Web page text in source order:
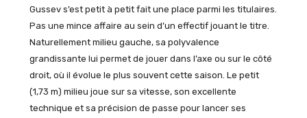
Gussev s’est petit à petit fait une place parmi les titulaires.
Pas une mince affaire au sein d’un effectif jouant le titre.
Naturellement milieu gauche, sa polyvalence
grandissante lui permet de jouer dans l’axe ou sur le côté
droit, où il évolue le plus souvent cette saison. Le petit
(1,73 m) milieu joue sur sa vitesse, son excellente
technique et sa précision de passe pour lancer ses